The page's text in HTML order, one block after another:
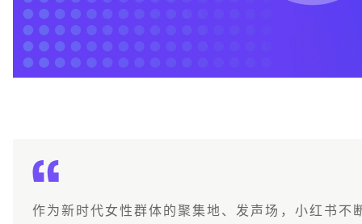
作为新时代女性群体的聚集地、发声场，小红书不